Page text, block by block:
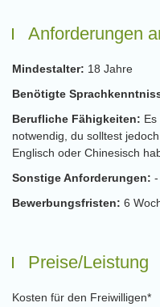
Anforderungen
Mindestalter: 18 Jahre
Benötigte
Berufliche Fähigkeiten:
notwendig, du solltest
Englisch oder Chinesisch
Sonstige Anforderungen: -
Bewerbungsfristen: 6
Preise/Leistung
Kosten für den Freiwilligen*